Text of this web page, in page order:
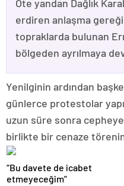
Öte yandan Dağlık
erdiren anlaşma gereği
topraklarda bulunan
bölgeden ayrılmaya
Yenilginin ardından
günlerce protestolar
uzun süre sonra
birlikte bir cenaze
“Bu davete de icabet
etmeyeceğim”